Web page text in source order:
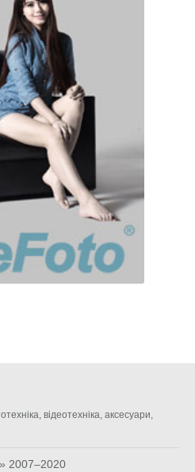
відеотехніка, аксесуари,
2007–2020